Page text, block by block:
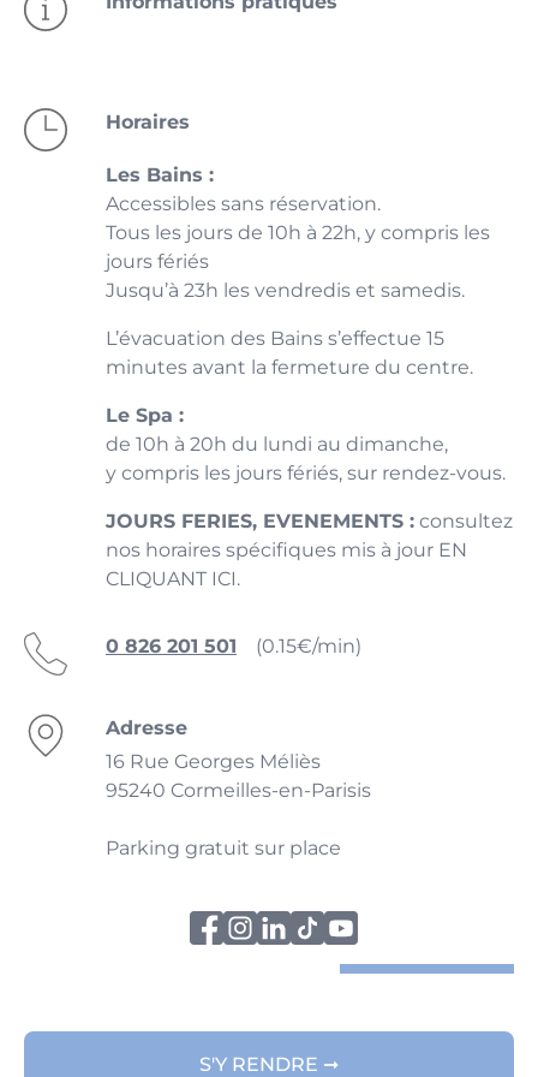
Horaires
Les Bains :
Accessibles sans réservation.
Tous les jours de 10h à 22h, y compris les
jours fériés
Jusqu’à 23h les vendredis et samedis.
L’évacuation des Bains s’effectue 15
minutes avant la fermeture du centre.
Le Spa :
de 10h à 20h du lundi au dimanche,
y compris les jours fériés, sur rendez-vous.
JOURS FERIES, EVENEMENTS : consultez
nos horaires spécifiques mis à jour EN
CLIQUANT ICI.
0 826 201 501 (0.15€/min)
Adresse
16 Rue Georges Méliès
95240 Cormeilles-en-Parisis
Parking gratuit sur place
S'Y RENDRE ➞